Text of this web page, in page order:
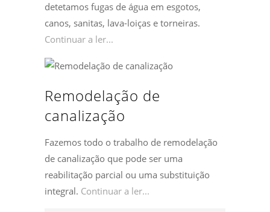
detetamos fugas de água em esgotos,
canos, sanitas, lava-loiças e torneiras.
Continuar a ler...
Remodelação de
canalização
Fazemos todo o trabalho de remodelação
de canalização que pode ser uma
reabilitação parcial ou uma substituição
integral. Continuar a ler...